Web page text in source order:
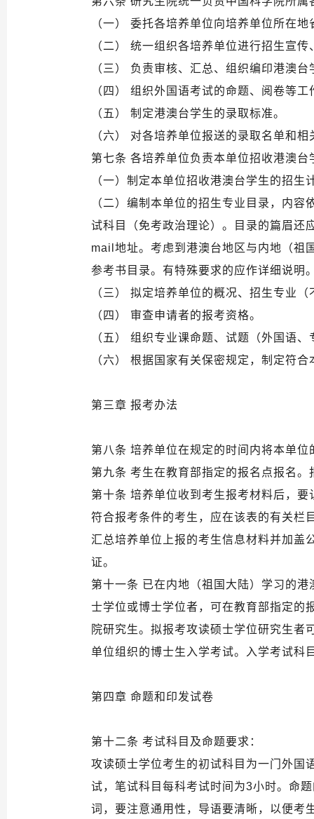
（一） 委托各培养单位向培养单位所在
（二） 统一组织各培养单位进行招生宣传
（三） 负责审核、汇总、组织编印港澳
（四） 组织外国语考试的命题、阅卷等工
（五） 制定港澳台学生的录取标准。
（六） 对各培养单位报送的录取名单和
第七条 各培养单位负责本单位招收港澳台
（一）制定本单位招收港澳台学生的招生
（二）编制本单位的招生专业目录，内
试科目（免考政治理论）。目录的篇眉还
mail地址。考虑到港澳台地区与内地（祖
参考书目录。有特殊要求的应作详细说明
（三） 拟定培养单位的概况、招生专业
（四） 审查申请者的报考资格。
（五） 组织专业课命题、试题（外国语
（六） 根据国家有关保密规定，制定符
第三章 报考办法
第八条 培养单位在规定的时间内将本单
第九条 考生在教育部指定的报名点报名
第十条 培养单位收到考生报考材料后，
符合报考条件的考生，应在该表的有关栏
汇总培养单位上报的考生信息材料并加盖
证。
第十一条 已在内地（祖国大陆）学习的
士学位或博士学位者，可在教育部指定的
院研究生。拟报考攻读硕士学位研究生
单位组织的博士生入学考试。入学考试科
第四章 命题和印发试卷
第十二条 考试科目及命题要求：
攻读硕士学位考生的初试科目为一门外国
试，笔试科目每科考试时间为3小时。命
词，要注意通用性，导语要清晰，以便考